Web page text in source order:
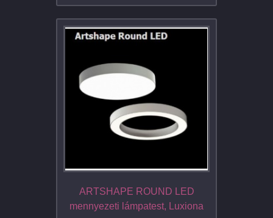
ARTSHAPE ROUND LED
mennyezeti lámpatest, Luxiona